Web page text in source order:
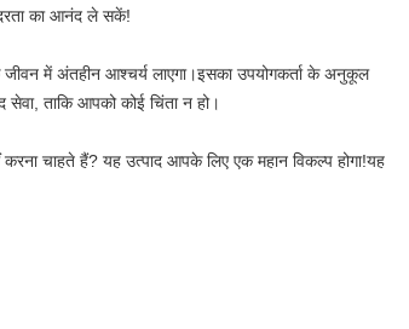
का आनंद ले सकें!
में अंतहीन आश्चर्य लाएगा।इसका उपयोगकर्ता के अनुकूल
ताकि आपको कोई चिंता न हो।
चाहते हैं? यह उत्पाद आपके लिए एक महान विकल्प होगा!यह